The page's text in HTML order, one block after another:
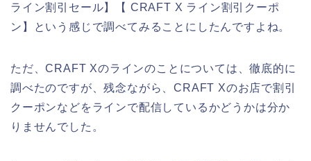
ライン割引セール】【 CRAFT X ライン割引クーポ
ン】という感じで調べてみることにしたんですよね。
ただ、CRAFT Xのラインのことについては、徹底的に
調べたのですが、残念ながら、CRAFT Xのお店で割引
クーポンなどをラインで配信しているかどうかは分か
りませんでした。